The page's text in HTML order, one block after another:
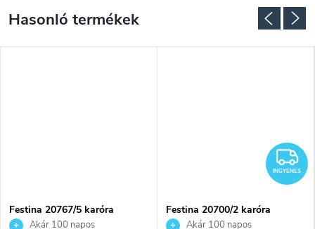
Festina 20767/5 karóra
Akár 100 napos
INGYENES
Festina 20700/2 karóra
Akár 100 napos